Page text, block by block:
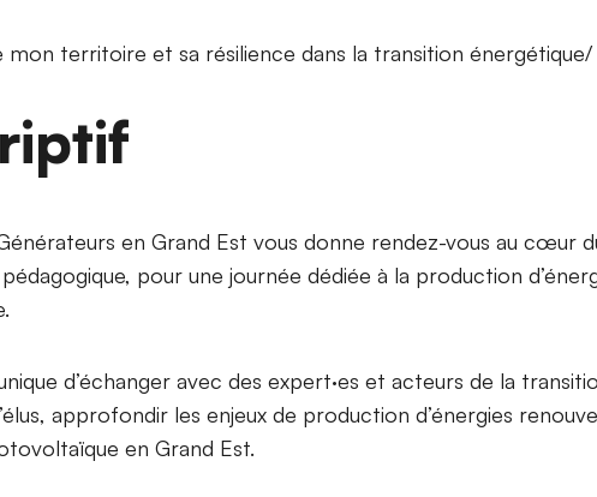
mon territoire et sa résilience dans la transition énergétique/
en Grand Est vous donne rendez-vous au cœur
pour une journée dédiée à la production
d’échanger avec des expert·es et acteurs de la
approfondir les enjeux de production d’énergies
en Grand Est.